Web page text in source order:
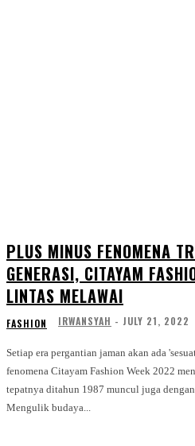
PLUS MINUS FENOMENA
GENERASI, CITAYAM
LINTAS MELAWAI
FASHION IRWANSYAH - JULY 21, 2022
Setiap era pergantian jaman akan ada
fenomena Citayam Fashion Week 2022
tepatnya ditahun 1987 muncul juga
Mengulik budaya...